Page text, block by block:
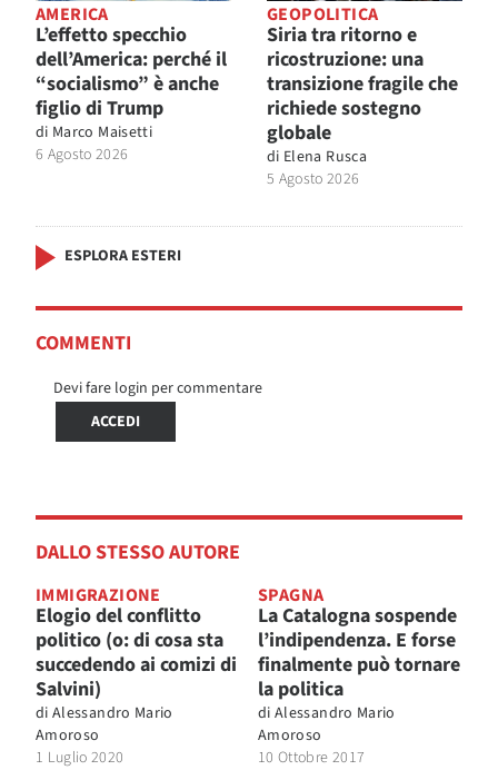
AMERICA
L’effetto specchio
dell’America: perché il
“socialismo” è anche
figlio di Trump
di Marco Maisetti
6 Agosto 2026
GEOPOLITICA
Siria tra ritorno e
ricostruzione: una
transizione fragile che
richiede sostegno
globale
di Elena Rusca
5 Agosto 2026
ESPLORA ESTERI
COMMENTI
Devi fare login per commentare
ACCEDI
DALLO STESSO AUTORE
IMMIGRAZIONE
Elogio del conflitto
politico (o: di cosa sta
succedendo ai comizi di
Salvini)
di Alessandro Mario
Amoroso
1 Luglio 2020
SPAGNA
La Catalogna sospende
l’indipendenza. E forse
finalmente può tornare
la politica
di Alessandro Mario
Amoroso
10 Ottobre 2017